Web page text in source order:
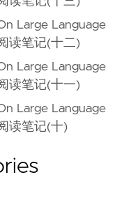
Large Language
读笔记(十二)
Large Language
读笔记(十一)
Large Language
读笔记(十)